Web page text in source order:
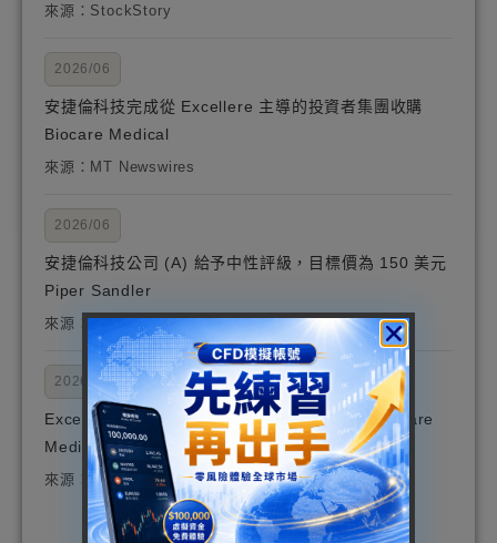
來源：StockStory
2026/06
安捷倫科技完成從 Excellere 主導的投資者集團收購
Biocare Medical
來源：MT Newswires
2026/06
安捷倫科技公司 (A) 給予中性評級，目標價為 150 美元
Piper Sandler
來源：Insider Monkey
2026/06
Excellere Partners 和 GHO Capital 完成將 Biocare
Medical 出售給安捷倫科技
來源：GlobeNewswire